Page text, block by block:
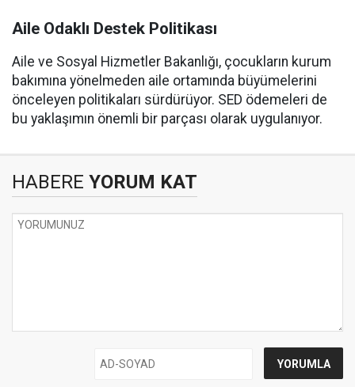
Aile Odaklı Destek Politikası
Aile ve Sosyal Hizmetler Bakanlığı, çocukların kurum
bakımına yönelmeden aile ortamında büyümelerini
önceleyen politikaları sürdürüyor. SED ödemeleri de
bu yaklaşımın önemli bir parçası olarak uygulanıyor.
HABERE YORUM KAT